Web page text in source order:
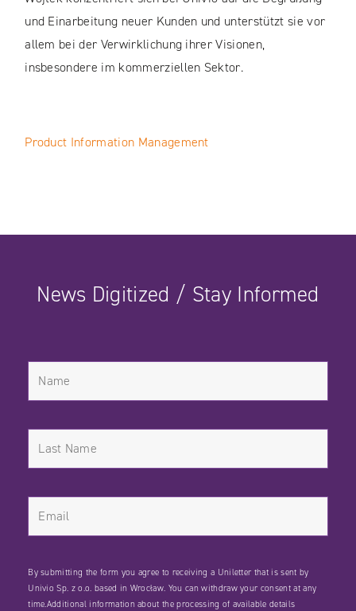
und Einarbeitung neuer Kunden und unterstützt sie vor
allem bei der Verwirklichung ihrer Visionen,
insbesondere im kommerziellen Sektor.
Product Information Management
News Digitized / Stay Informed
By submitting the form you agree to receiving a Uniletter that is sent by
Univio Sp. z o.o. based in Wrocław. You can withdraw your consent at any
time.Additional information about the processing of available details